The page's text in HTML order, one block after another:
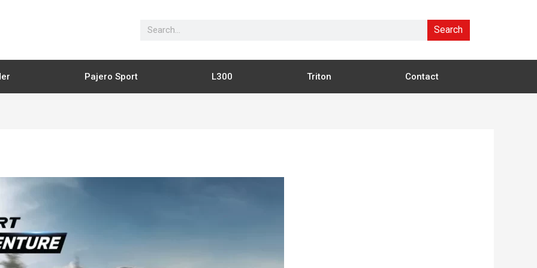
Search Search
Pajero Sport L300 Triton Contact